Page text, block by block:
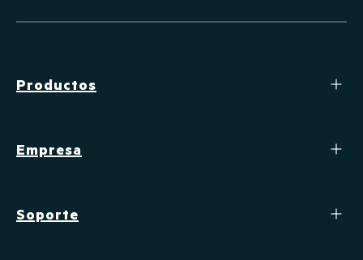
Productos
Empresa
Soporte